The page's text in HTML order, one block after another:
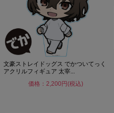
文豪ストレイドッグス でかついてっく
アクリルフィギュア 太宰...
価格：2,200円(税込)